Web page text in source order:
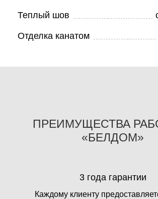
Теплый шов
Отделка канатом
ПРЕИМУЩЕСТВА
«БЕЛДОМ»
3 года гарантии
Каждому клиенту